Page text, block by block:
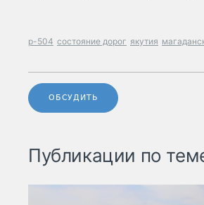
р-504 состояние дорог якутия
ОБСУДИТЬ
Публикации по